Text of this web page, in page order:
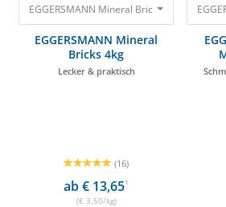
EGGERSMANN Mineral Bricks 4kg Lecker &
EGGERSMANN Mineral
Bricks 4kg
Lecker & praktisch
(16)
ab € 13,651
(€ 3,50/kg)